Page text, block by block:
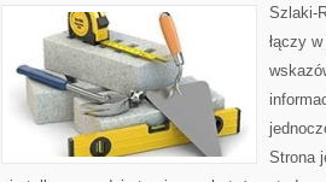
Szlaki-
łączy
Strona